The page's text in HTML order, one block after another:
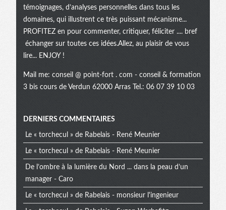
témoignages, d’analyses personnelles dans tous les
domaines, qui illustrent ce très puissant mécanisme...
PROFITEZ en pour commenter, critiquer, féliciter .... bref
échanger sur toutes ces idées.Allez, au plaisir de vous
lire... ENJOY !
Mail me: conseil @ point-fort . com - conseil & formation
3 bis cours de Verdun 62000 Arras Tel.: 06 07 39 10 03
Menu
extra
DERNIERS COMMENTAIRES
Le « torchecul » de Rabelais - René Meunier
Le « torchecul » de Rabelais - René Meunier
De l’ombre à la lumière du Nord ... dans la peau d’un
manager - Caro
Le « torchecul » de Rabelais - monsieur l'ingenieur